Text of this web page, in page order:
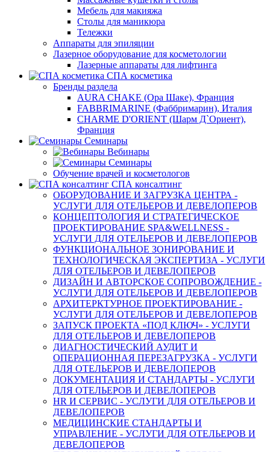
Мебель для макияжа
Столы для маникюра
Тележки
Аппараты для эпиляции
Лазерное оборудование для косметологии
Лазерные аппараты для лифтинга
СПА косметика
Бренды раздела
AURA CHAKE (Ора Шаке), Франция
FABBRIMARINE (Фаббримарин), Италия
CHARME D'ORIENT (Шарм Д`Ориент),
Франция
Семинары
Вебинары
Семинары
Обучение врачей и косметологов
СПА консалтинг
ОБОРУДОВАНИЕ И ЗАГРУЗКА ЦЕНТРА -
УСЛУГИ ДЛЯ ОТЕЛЬЕРОВ И ДЕВЕЛОПЕРОВ
КОНЦЕПТОЛОГИЯ И СТРАТЕГИЧЕСКОЕ
ПРОЕКТИРОВАНИЕ SPA&WELLNESS -
УСЛУГИ ДЛЯ ОТЕЛЬЕРОВ И ДЕВЕЛОПЕРОВ
ФУНКЦИОНАЛЬНОЕ ЗОНИРОВАНИЕ И
ТЕХНОЛОГИЧЕСКАЯ ЭКСПЕРТИЗА - УСЛУГИ
ДЛЯ ОТЕЛЬЕРОВ И ДЕВЕЛОПЕРОВ
ДИЗАЙН И АВТОРСКОЕ СОПРОВОЖДЕНИЕ -
УСЛУГИ ДЛЯ ОТЕЛЬЕРОВ И ДЕВЕЛОПЕРОВ
АРХИТЕРКТУРНОЕ ПРОЕКТИРОВАНИЕ -
УСЛУГИ ДЛЯ ОТЕЛЬЕРОВ И ДЕВЕЛОПЕРОВ
ЗАПУСК ПРОЕКТА «ПОД КЛЮЧ» - УСЛУГИ
ДЛЯ ОТЕЛЬЕРОВ И ДЕВЕЛОПЕРОВ
ДИАГНОСТИЧЕСКИЙ АУДИТ И
ОПЕРАЦИОННАЯ ПЕРЕЗАГРУЗКА - УСЛУГИ
ДЛЯ ОТЕЛЬЕРОВ И ДЕВЕЛОПЕРОВ
ДОКУМЕНТАЦИЯ И СТАНДАРТЫ - УСЛУГИ
ДЛЯ ОТЕЛЬЕРОВ И ДЕВЕЛОПЕРОВ
HR И СЕРВИС - УСЛУГИ ДЛЯ ОТЕЛЬЕРОВ И
ДЕВЕЛОПЕРОВ
МЕДИЦИНСКИЕ СТАНДАРТЫ И
УПРАВЛЕНИЕ - УСЛУГИ ДЛЯ ОТЕЛЬЕРОВ И
ДЕВЕЛОПЕРОВ